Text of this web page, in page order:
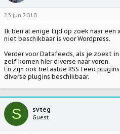
23 jun 2010
Ik ben al enige tijd op zoek naar een
niet beschikbaar is voor Wordpress.
Verder voor Datafeeds, als je zoekt
zelf komen hier diverse naar voren.
En zijn ook betaalde RSS feed
diverse plugins beschikbaar.
S svteg
Guest